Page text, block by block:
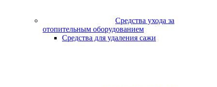
Средства ухода за
отопительным оборудованием
Средства для удаления сажи